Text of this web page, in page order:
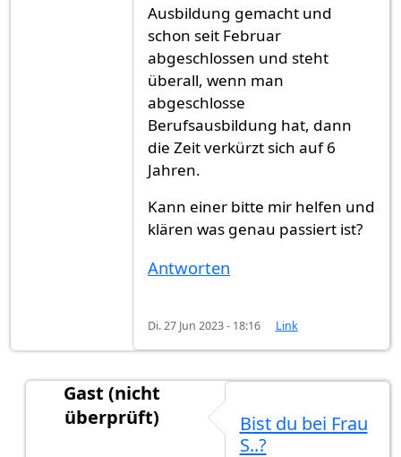
Ausbildung gemacht und
schon seit Februar
abgeschlossen und steht
überall, wenn man
abgeschlosse
Berufsausbildung hat, dann
die Zeit verkürzt sich auf 6
Jahren.
Kann einer bitte mir helfen und
klären was genau passiert ist?
Antworten
Di. 27 Jun 2023 - 18:16 Link
Gast (nicht
überprüft)
Ich brauche eure HilfevonGast
Bist du bei Frau
S..?